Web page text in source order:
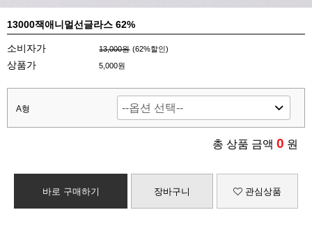
13000잭애니멀선글라스 62%
소비자가 13,000원 (62%할인)
상품가 5,000원
A형
총 상품 금액 0 원
바로 구매하기 장바구니 관심상품